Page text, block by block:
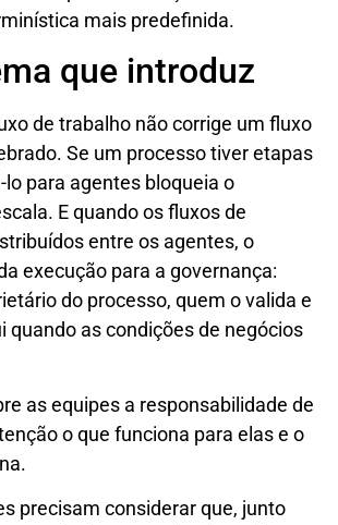
mais predefinida.
que introduz
de trabalho não corrige um fluxo
Se um processo tiver etapas
para agentes bloqueia o
E quando os fluxos de
entre os agentes, o
execução para a governança:
do processo, quem o valida e
quando as condições de negócios
as equipes a responsabilidade de
o que funciona para elas e o
precisam considerar que, junto